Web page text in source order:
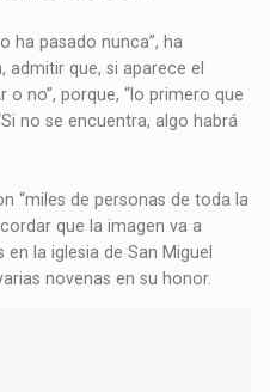
ha pasado nunca”, ha
admitir que, si aparece el
o no”, porque, “lo primero que
no se encuentra, algo habrá
“miles de personas de toda la
que la imagen va a
la iglesia de San Miguel
novenas en su honor.